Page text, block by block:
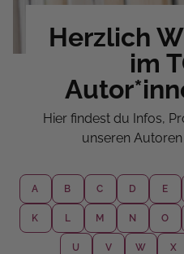
Herzlich
im
Hier findest du Infos,
unseren
A B C D E
K L M N O
U V W X